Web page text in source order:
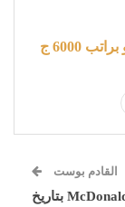
القادم بوست
وظائف McDonald’s بتاريخ